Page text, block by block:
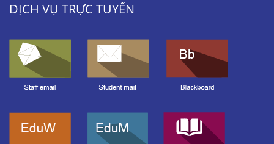
DỊCH VỤ TRỰC TUYẾN